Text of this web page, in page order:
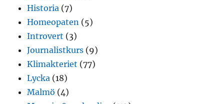
Historia (7)
Homeopaten (5)
Introvert (3)
Journalistkurs (9)
Klimakteriet (77)
Lycka (18)
Malmö (4)